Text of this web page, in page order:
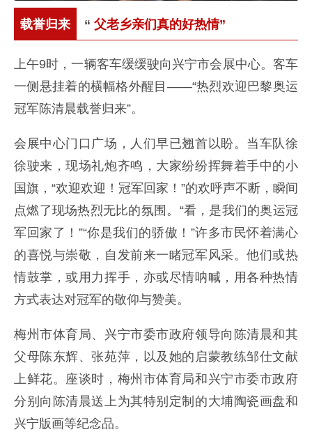
载誉归来 “ 父老乡亲们真的好热情”
上午9时，一辆客车缓缓驶向兴宁市会展中心。客车
一侧悬挂着的横幅格外醒目——“热烈欢迎巴黎奥运
冠军陈清晨载誉归来”。
会展中心门口广场，人们早已翘首以盼。当车队徐
徐驶来，现场礼炮齐鸣，大家纷纷挥舞着手中的小
国旗，“欢迎欢迎！冠军回家！”的欢呼声不断，瞬间
点燃了现场热烈无比的氛围。“看，是我们的奥运冠
军回家了！”“你是我们的骄傲！”许多市民怀着满心
的喜悦与崇敬，自发前来一睹冠军风采。他们或热
情鼓掌，或用力挥手，亦或尽情呐喊，用各种热情
方式表达对冠军的敬仰与赞美。
梅州市体育局、兴宁市委市政府领导向陈清晨和其
父母陈东辉、张苑萍，以及她的启蒙教练邹仕文献
上鲜花。座谈时，梅州市体育局和兴宁市委市政府
分别向陈清晨送上为其特别定制的大埔陶瓷画盘和
兴宁版画等纪念品。